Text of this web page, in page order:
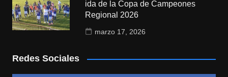
ida de la Copa de Campeones
Regional 2026
marzo 17, 2026
Redes Sociales